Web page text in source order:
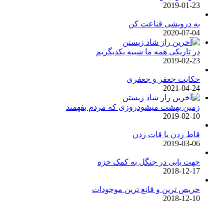
2019-01-23
به درویشی قناعت کن
2020-07-04
در تاریکی همه ما شبیه یکدیگریم
2019-02-23
حکایت جعفر و جعفری
2021-04-24
زمین بهشت میشودروزی که مردم بفهمند
2019-02-10
قاط زدن یا قات زدن
2019-03-06
جهت یابی در جنگل به کمک خزه
2018-12-17
حریص ترین و قانع ترین موجودات
2018-12-10